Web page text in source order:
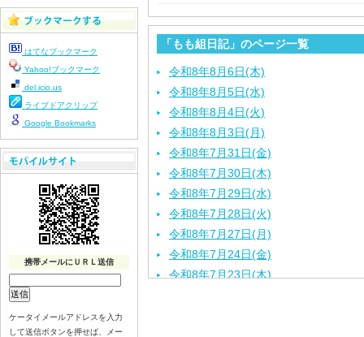
「もも組日記」のページ一覧
令和8年8月6日(木)
令和8年8月5日(水)
令和8年8月4日(火)
令和8年8月3日(月)
令和8年7月31日(金)
令和8年7月30日(木)
令和8年7月29日(水)
令和8年7月28日(火)
令和8年7月27日(月)
令和8年7月24日(金)
令和8年7月23日(木)
はてなブックマーク
Yahoo!ブックマーク
del.icio.us
ライブドアクリップ
Google Bookmarks
携帯メールにＵＲＬ送信
ケータイメールアドレスを入力
して送信ボタンを押せば、メー